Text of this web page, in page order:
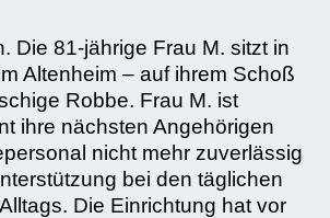
Die 81-jährige Frau M. sitzt in
Altenheim – auf ihrem Schoß
Robbe. Frau M. ist
ihre nächsten Angehörigen
nicht mehr zuverlässig
bei den täglichen
Die Einrichtung hat vor